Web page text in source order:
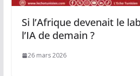
Si l’Afrique devenait le
l’IA de demain ?
26 mars 2026